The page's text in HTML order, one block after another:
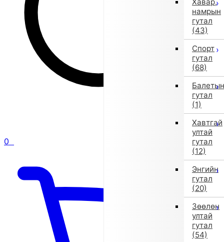
0
намрын
гутал
(43)
Спорт
гутал
(68)
Балетын
гутал
(1)
Хавтгай
ултай
гутал
(12)
Энгийн
гутал
(20)
Зөөлөн
ултай
гутал
(54)